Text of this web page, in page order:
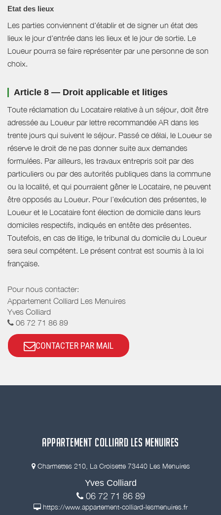
Etat des lieux
Les parties conviennent d'établir et de signer un état des
lieux le jour d'entrée dans les lieux et le jour de sortie. Le
Loueur pourra se faire représenter par une personne de son
choix.
Article 8 — Droit applicable et litiges
Toute réclamation du Locataire relative à un séjour, doit être
adressée au Loueur par lettre recommandée AR dans les
trente jours qui suivent le séjour. Passé ce délai, le Loueur se
réserve le droit de ne pas donner suite aux demandes
formulées. Par ailleurs, les travaux entrepris soit par des
particuliers ou par des autorités publiques dans la commune
ou la localité, et qui pourraient gêner le Locataire, ne peuvent
être opposés au Loueur. Pour l’exécution des présentes, le
Loueur et le Locataire font élection de domicile dans leurs
domiciles respectifs, indiqués en entête des présentes.
Toutefois, en cas de litige, le tribunal du domicile du Loueur
sera seul compétent. Le présent contrat est soumis à la loi
française.
Pour nous contacter:
Appartement Colliard Les Menuires
Yves Colliard
06 72 71 86 89
CONTACTER PAR MAIL
APPARTEMENT COLLIARD LES MENUIRES
Charmettes 210, La Croisette 73440 Les Menuires
Yves Colliard
06 72 71 86 89
https://www.appartement-colliard-lesmenuires.fr